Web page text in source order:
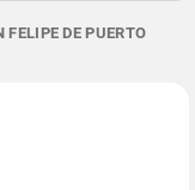
DE PUERTO